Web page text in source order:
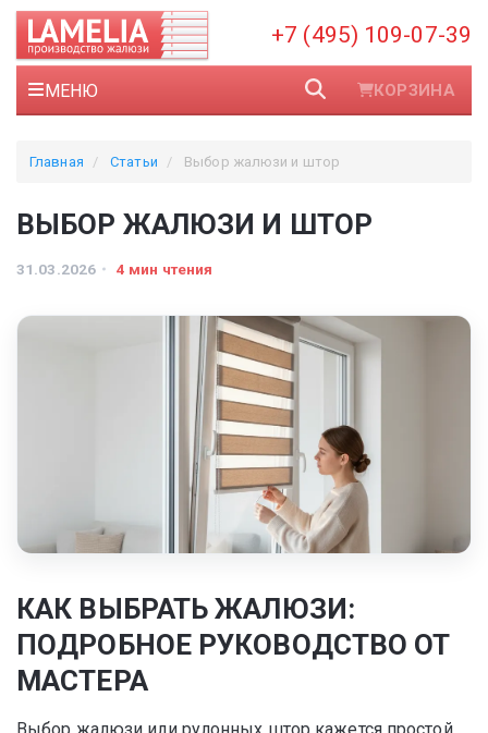
+7 (495) 109-07-39
МЕНЮ КОРЗИНА
Главная Статьи Выбор жалюзи и штор
ВЫБОР ЖАЛЮЗИ И ШТОР
31.03.2026 4 мин чтения
КАК ВЫБРАТЬ ЖАЛЮЗИ:
ПОДРОБНОЕ РУКОВОДСТВО ОТ
МАСТЕРА